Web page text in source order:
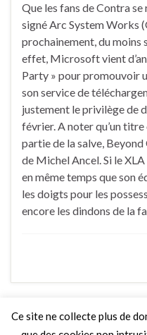
Que les fans de Contra
signé Arc System Works
prochainement, du moins
effet, Microsoft vient
Party » pour promouvoir
son service de
justement le privilège de
février. A noter qu’un
partie de la salve,
de Michel Ancel. Si le
en même temps que son
les doigts pour les
encore les dindons de la
Ce site ne collecte plus de